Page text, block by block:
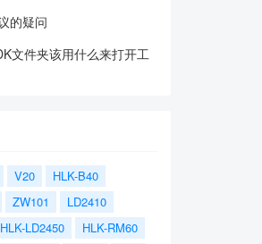
的疑问
文件夹该用什么来打开工
V20
HLK-B40
ZW101
LD2410
HLK-LD2450
HLK-RM60